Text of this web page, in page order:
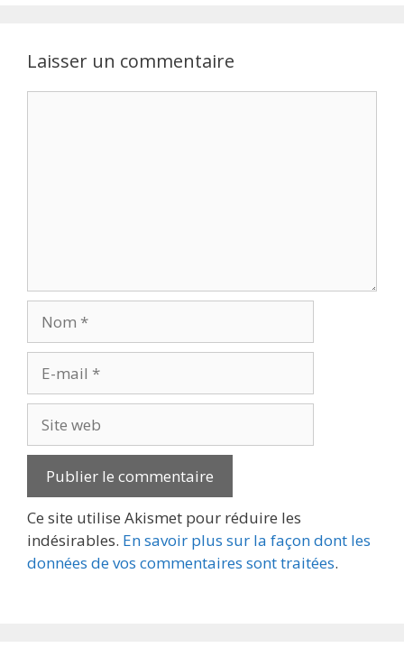
Laisser un commentaire
mail
web
Ce site utilise Akismet pour réduire les
indésirables. En savoir plus sur la façon dont les
données de vos commentaires sont traitées.